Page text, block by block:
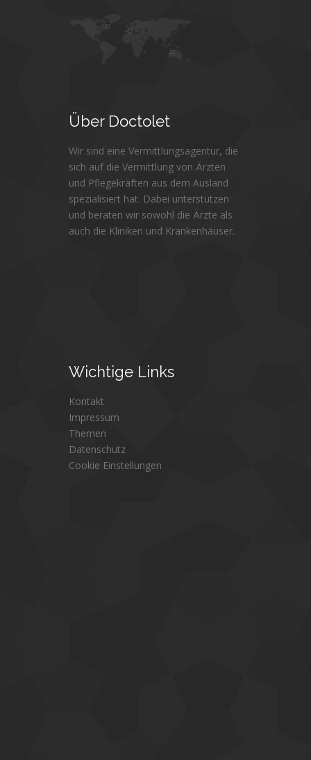
ÜberDoctolet
Wir sind eine Vermittlungsagentur, die
sich auf die Vermittlung von Ärzten
und Pflegekräften aus dem Ausland
spezialisiert hat. Dabei unterstützen
und beraten wir sowohl die Ärzte als
auch die Kliniken und Krankenhäuser.
Wichtige Links
Kontakt
Impressum
Themen
Datenschutz
Cookie Einstellungen